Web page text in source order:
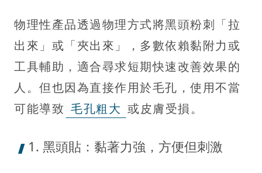
物理性產品透過物理方式將黑頭粉刺「拉
出來」或「夾出來」，多數依賴黏附力或
工具輔助，適合尋求短期快速改善效果的
人。但也因為直接作用於毛孔，使用不當
可能導致 毛孔粗大 或皮膚受損。
1. 黑頭貼：黏著力強，方便但刺激